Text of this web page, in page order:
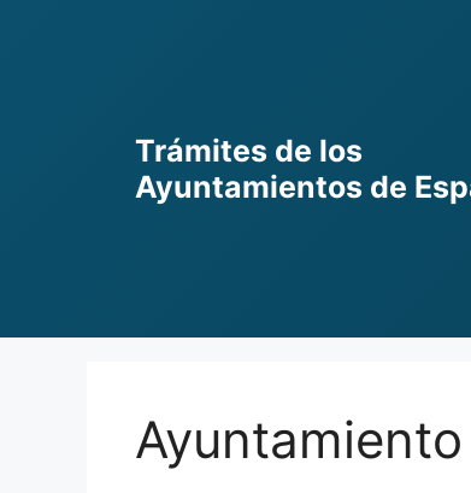
Trámites de los
Ayuntamientos de